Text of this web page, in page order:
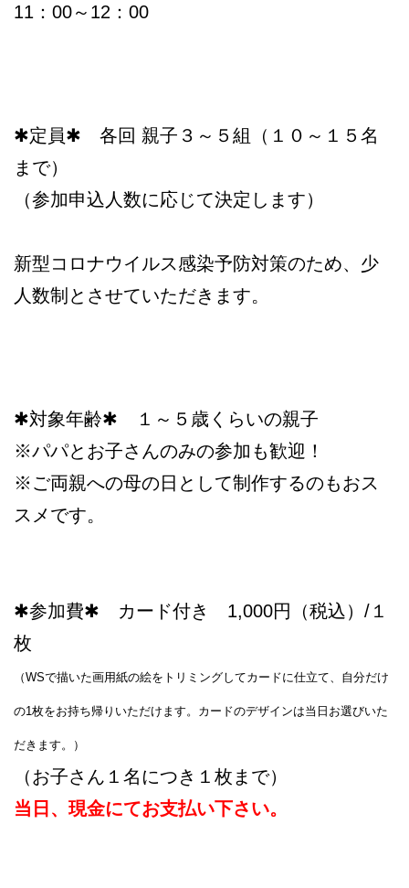
11：00～12：00
✱定員✱ 各回 親子３～５組（１０～１５名
まで）
（参加申込人数に応じて決定します）
新型コロナウイルス感染予防対策のため、少
人数制とさせていただきます。
✱対象年齢✱ １～５歳くらいの親子
※パパとお子さんのみの参加も歓迎！
※ご両親への母の日として制作するのもおス
スメです。
✱参加費✱ カード付き 1,000円（税込）/１
枚
（WSで描いた画用紙の絵をトリミングしてカードに仕立て、 自分だけ
の1枚をお持ち帰りいただけます。カードのデザインは当日お選びいた
だきます。）
（お子さん１名につき１枚まで）
当日、現金にてお支払い下さい。